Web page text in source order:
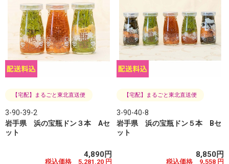
【宅配】まるごと東北直送便
3-90-39-2
岩手県 浜の宝瓶ドン３本 Aセ
ット
4,890円
税込価格 5,281.20 円
【宅配】まるごと東北直送便
3-90-40-8
岩手県 浜の宝瓶ドン５本 Bセ
ット
8,850円
税込価格 9,558 円